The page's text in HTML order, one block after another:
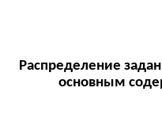
Распределение
основным